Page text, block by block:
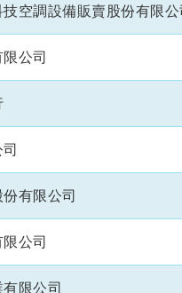
空調設備販賣股份有限公
公司
有限公司
公司
限公司